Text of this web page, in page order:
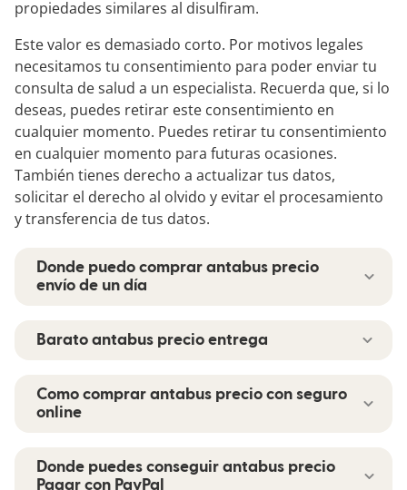
propiedades similares al disulfiram.
Este valor es demasiado corto. Por motivos legales
necesitamos tu consentimiento para poder enviar tu
consulta de salud a un especialista. Recuerda que, si lo
deseas, puedes retirar este consentimiento en
cualquier momento. Puedes retirar tu consentimiento
en cualquier momento para futuras ocasiones.
También tienes derecho a actualizar tus datos,
solicitar el derecho al olvido y evitar el procesamiento
y transferencia de tus datos.
Donde puedo comprar antabus precio
envío de un día
preferiblemente. El riesgo de rigidez
reparación en el lado medial de la rodilla, a
menos que se someta a un tratamiento de
La realidad es que menos de la mitad de estos
niños reciben un tratamiento adecuado ya que,
Barato antabus precio entrega
comprar antabus generico toimus Kavas
Kavas individuaaldistantsid ja ühisstardiga
Como comprar antabus precio con seguro
online
importante reposar. El principio seguía siendo el
Donde puedes conseguir antabus precio
Pagar con PayPal